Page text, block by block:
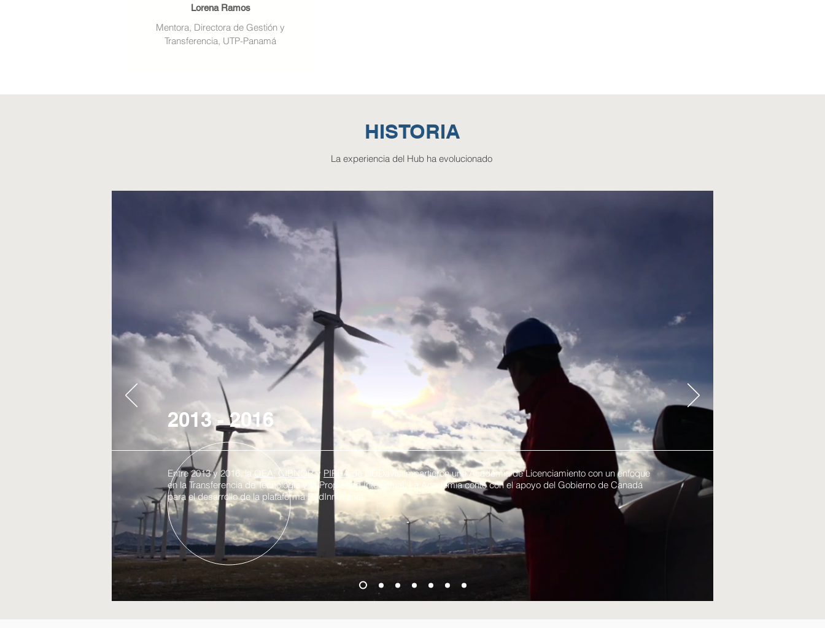
Lorena Ramos
Mentora, Directora de Gestión y
Transferencia, UTP-Panamá
HISTORIA
La experiencia del Hub ha evolucionado
2013 - 2016
Entre 2013 y 2016, la OEA, CIBNORy PIPRA
de UCDavis impartieron una Academia de Licenciamiento con un enfoque
en la Transferencia de Tecnología y la Propiedad Intelectual. La Academia contó con el apoyo del Gobierno de Canadá
para el desarrollo de la plataforma RedInnovanet.